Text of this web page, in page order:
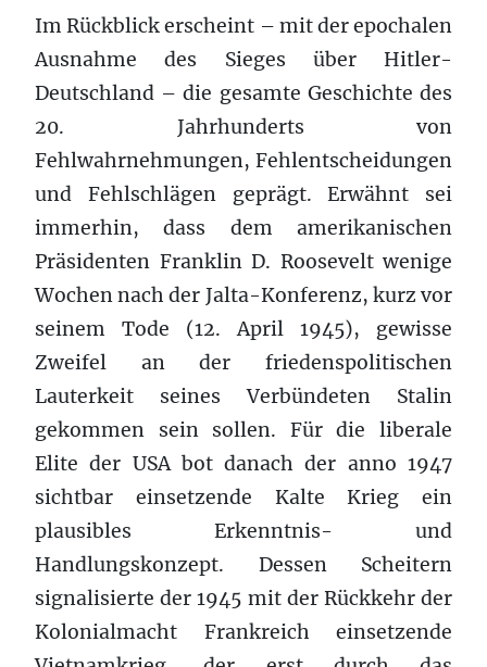
Im Rückblick erscheint – mit der epochalen
Ausnahme des Sieges über Hitler-
Deutschland – die gesamte Geschichte des
20. Jahrhunderts von
Fehlwahrnehmungen, Fehlentscheidungen
und Fehlschlägen geprägt. Erwähnt sei
immerhin, dass dem amerikanischen
Präsidenten Franklin D. Roosevelt wenige
Wochen nach der Jalta-Konferenz, kurz vor
seinem Tode (12. April 1945), gewisse
Zweifel an der friedenspolitischen
Lauterkeit seines Verbündeten Stalin
gekommen sein sollen. Für die liberale
Elite der USA bot danach der anno 1947
sichtbar einsetzende Kalte Krieg ein
plausibles Erkenntnis- und
Handlungskonzept. Dessen Scheitern
signalisierte der 1945 mit der Rückkehr der
Kolonialmacht Frankreich einsetzende